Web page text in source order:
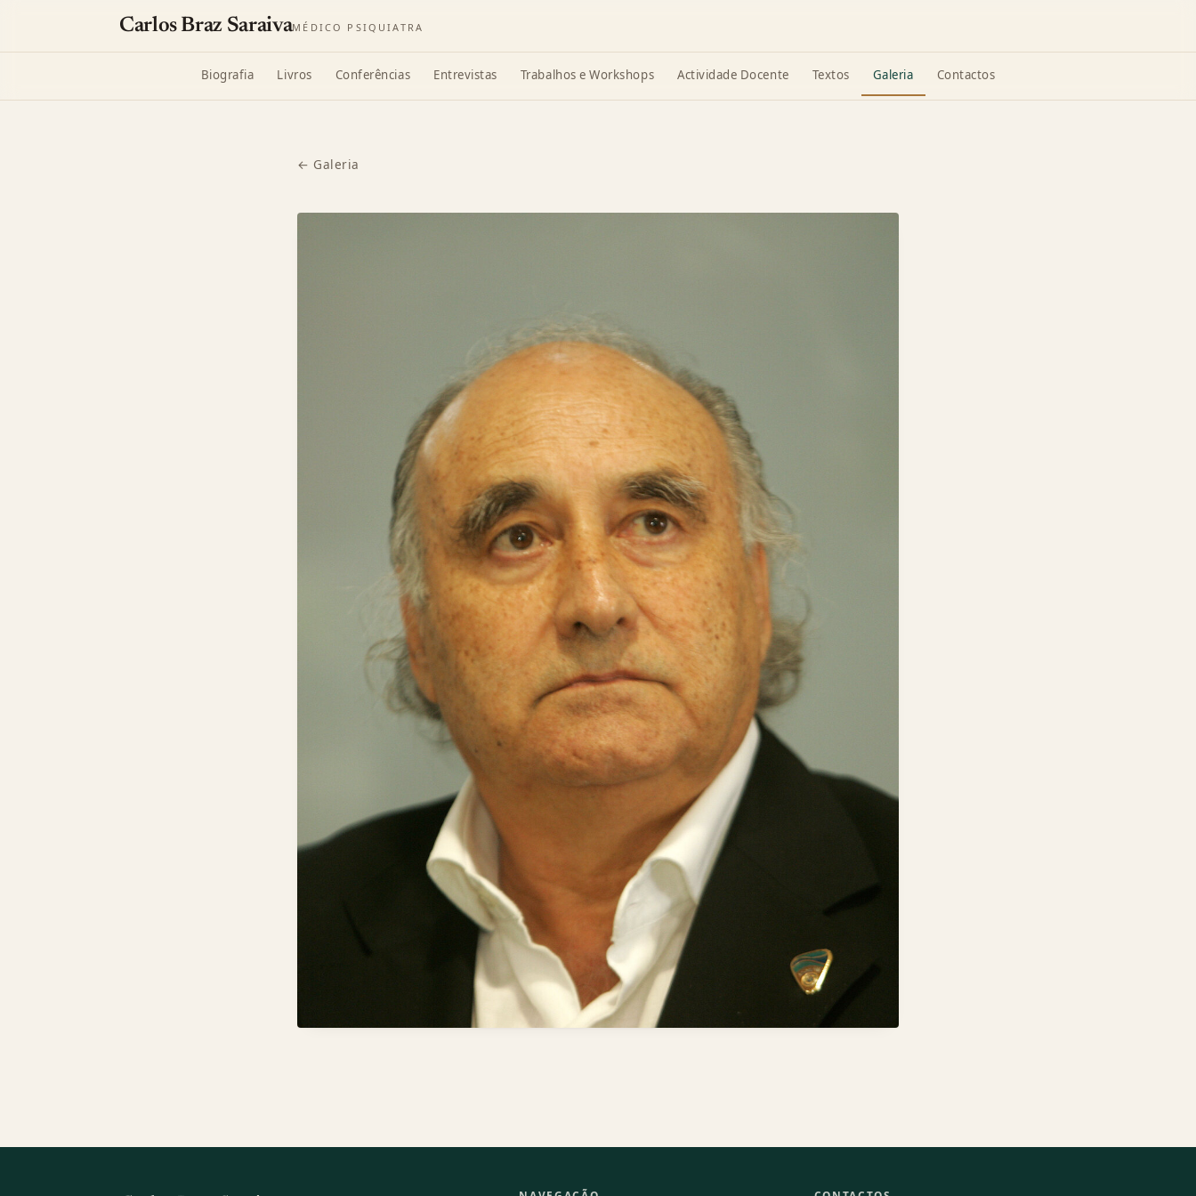
Carlos Braz SaraivaMÉDICO PSIQUIATRA
Biografia Livros Conferências Entrevistas Trabalhos e Workshops Actividade Docente Textos Galeria Contactos
← Galeria